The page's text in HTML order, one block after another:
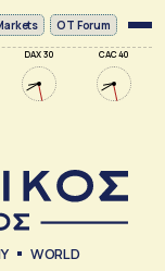
DAX 30 CAC 40
OT Forum
WORLD